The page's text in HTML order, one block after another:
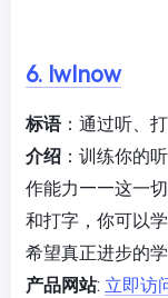
6. lwlnow
标语：通过听、
介绍 ：训练你的
作能力——这一切
和打字，你可以
希望真正进步的
产品网站: 立即访